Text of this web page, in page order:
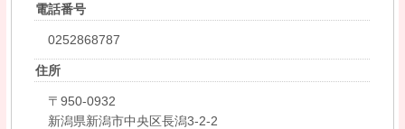
電話番号
0252868787
住所
〒950-0932
新潟県新潟市中央区長潟3-2-2